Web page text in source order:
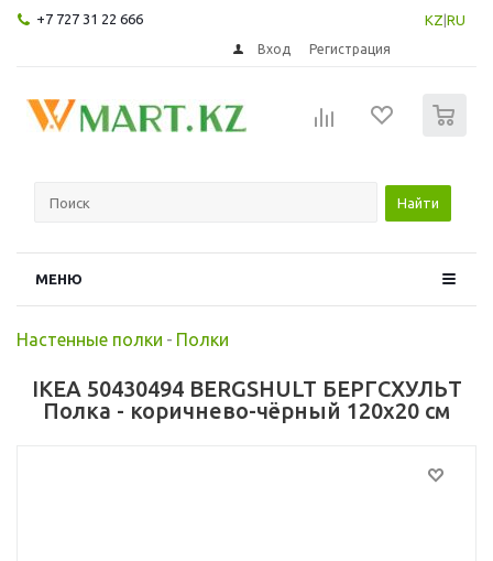
+7 727 31 22 666 KZ RU
Вход Регистрация
Найти
МЕНЮ
Настенные полки - Полки
IKEA 50430494 BERGSHULT БЕРГСХУЛЬТ
Полка - коричнево-чёрный 120x20 см